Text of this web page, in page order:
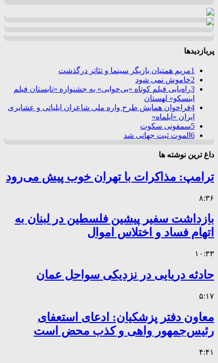
پربازدیدها
1مریم همتیان بازیگر سینما و تئاتر درگذشت
2خاموش نمی شود
3راه‌یابی فیلم کوتاه «بی‌خوابی» به جشنواره «تابستان فیلم
اینسکو» لهستان
4فراخوان همایش طرح واره ملی شاعران ایلیاتی و عشایری
ایران «ایلماه»
5سمفونی سکوت
6 الموت ثبت جهانی شد
داغ ترین نوشته ها
ترامپ: مذاکرات با تهران خوب پیش می‌رود
۸:۳۶
بازداشت سفیر پیشین فلسطین در لبنان به
اتهام فساد و اختلاس اموال
۱۰:۳۳
حادثه دریایی در نزدیکی سواحل عمان
۵:۱۷
معاون دفتر پزشکیان: ادعای استعفای
رئیس‌جمهور واهی و کذب محض است
۴:۴۱